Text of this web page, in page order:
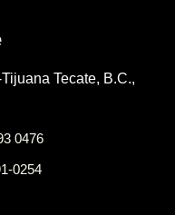
Tecate, B.C.,
0476
0254